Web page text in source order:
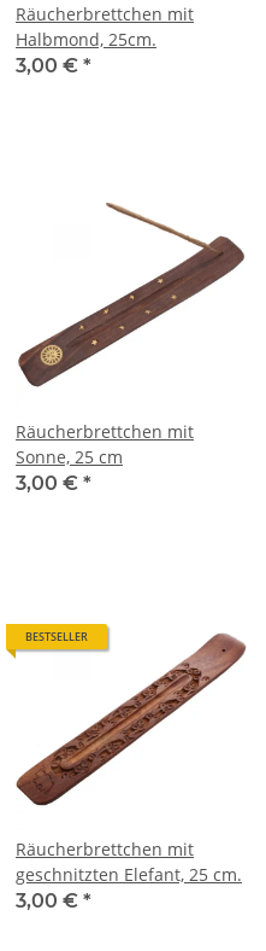
Räucherbrettchen mit
Halbmond, 25cm.
3,00 € *
Räucherbrettchen mit
Sonne, 25 cm
3,00 € *
BESTSELLER
Räucherbrettchen mit
geschnitzten Elefant, 25 cm.
3,00 € *